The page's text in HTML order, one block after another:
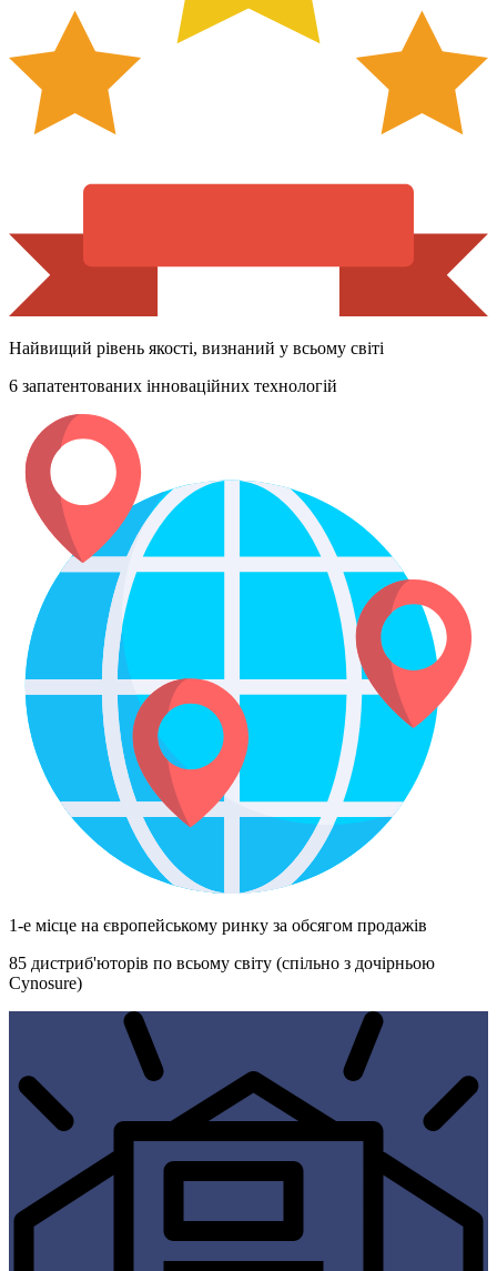
Найвищий рівень якості, визнаний у всьому світі
6 запатентованих інноваційних технологій
1-е місце на європейському ринку за обсягом продажів
85 дистриб'юторів по всьому світу (спільно з дочірньою
Cynosure)